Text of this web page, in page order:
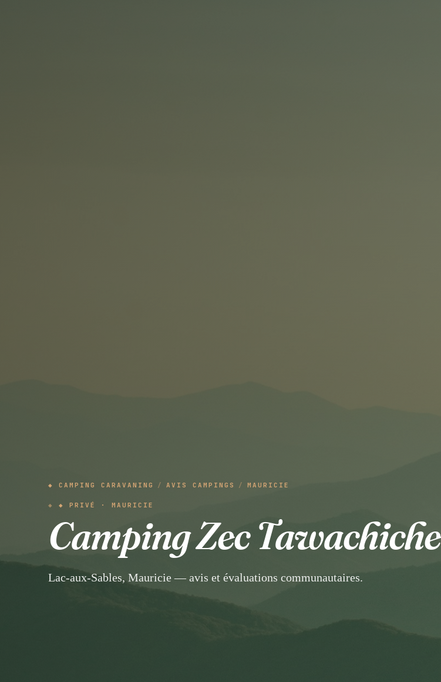
◆ CAMPING CARAVANING / AVIS CAMPINGS / MAURICIE
◆ PRIVÉ · MAURICIE
Camping Zec Tawachiche
Lac-aux-Sables, Mauricie — avis et évaluations communautaires.